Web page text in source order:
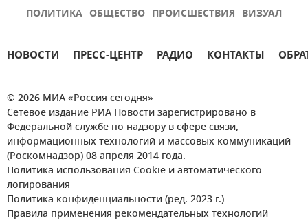
ПОЛИТИКА ОБЩЕСТВО ПРОИСШЕСТВИЯ ВИЗУАЛ
НОВОСТИ ПРЕСС-ЦЕНТР РАДИО КОНТАКТЫ
© 2026 МИА «Россия сегодня»
Сетевое издание РИА Новости зарегистрировано в
Федеральной службе по надзору в сфере связи,
информационных технологий и массовых коммуникаций
(Роскомнадзор) 08 апреля 2014 года.
Политика использования Cookie и автоматического
логирования
Политика конфиденциальности (ред. 2023 г.)
Правила применения рекомендательных технологий